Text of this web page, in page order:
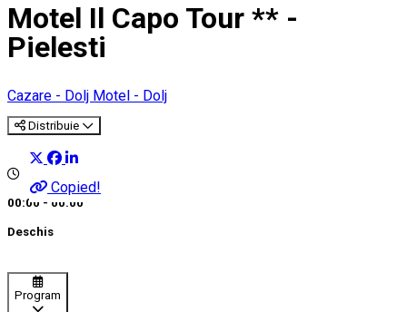
Motel Il Capo Tour ** -
Pielesti
Cazare - Dolj Motel - Dolj
Distribuie
Copied!
00:00 - 00:00
Deschis
Program